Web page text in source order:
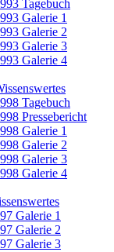
Tagebuch
Galerie 1
Galerie 2
Galerie 3
Galerie 4
Tagebuch
Pressebericht
Galerie 1
Galerie 2
Galerie 3
Galerie 4
Galerie 1
Galerie 2
Galerie 3